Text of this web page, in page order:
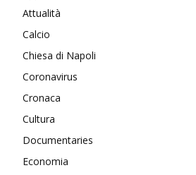
Attualità
Calcio
Chiesa di Napoli
Coronavirus
Cronaca
Cultura
Documentaries
Economia